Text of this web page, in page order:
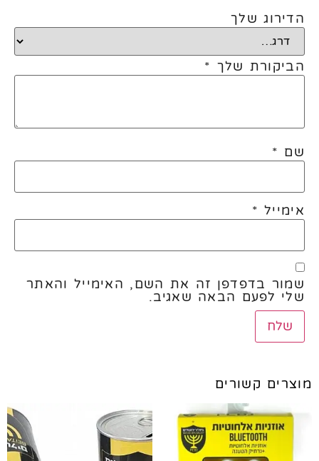
הדירוג שלך
הביקורת שלך *
שם *
אימייל *
שמור בדפדפן זה את השם, האימייל והאתר
שלי לפעם הבאה שאגיב.
מוצרים קשורים